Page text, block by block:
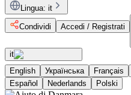
Lingua: it
Condividi
Accedi / Registrati
it
English
Українська Français
Español
Nederlands Polski